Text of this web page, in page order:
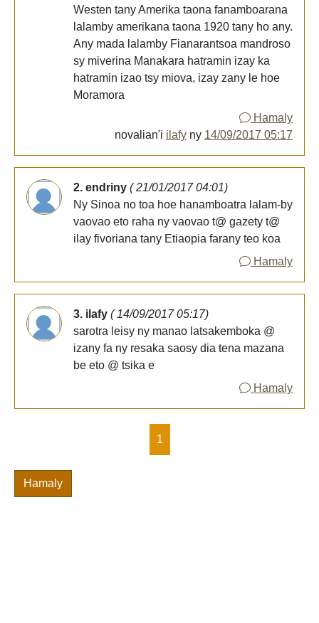
Westen tany Amerika taona fanamboarana
lalamby amerikana taona 1920 tany ho any.
Any mada lalamby Fianarantsoa mandroso
sy miverina Manakara hatramin izay ka
hatramin izao tsy miova, izay zany le hoe
Moramora
Hamaly
novalian'i ilafy ny 14/09/2017 05:17
2. endriny ( 21/01/2017 04:01)
Ny Sinoa no toa hoe hanamboatra lalam-by
vaovao eto raha ny vaovao t@ gazety t@
ilay fivoriana tany Etiaopia farany teo koa
Hamaly
3. ilafy ( 14/09/2017 05:17)
sarotra leisy ny manao latsakemboka @
izany fa ny resaka saosy dia tena mazana
be eto @ tsika e
Hamaly
1
Hamaly